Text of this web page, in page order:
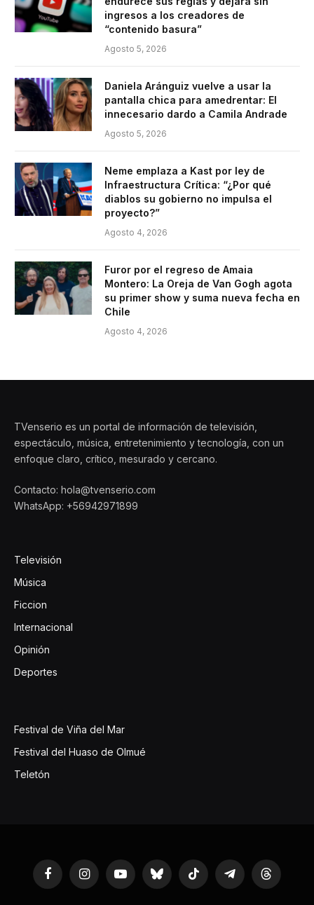
ingresos a los creadores de
“contenido basura”
Agosto 5, 2026
Daniela Aránguiz vuelve a usar la
pantalla chica para amedrentar: El
innecesario dardo a Camila Andrade
Agosto 5, 2026
Neme emplaza a Kast por ley de
Infraestructura Crítica: “¿Por qué
diablos su gobierno no impulsa el
proyecto?”
Agosto 4, 2026
Furor por el regreso de Amaia
Montero: La Oreja de Van Gogh agota
su primer show y suma nueva fecha en
Chile
Agosto 4, 2026
TVenserio es un portal de información de televisión,
espectáculo, música, entretenimiento y tecnología, con un
enfoque claro, crítico, mesurado y cercano.
Contacto: hola@tvenserio.com
WhatsApp: +56942971899
Televisión
Música
Ficcion
Internacional
Opinión
Deportes
Festival de Viña del Mar
Festival del Huaso de Olmué
Teletón
FacebookInstagramYouTubeBluesky TikTok TelegramThreads